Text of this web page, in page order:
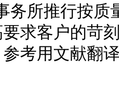
务所推行按质
求客户的苛
考用文献翻